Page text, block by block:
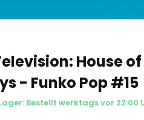
House
- Funko Pop #15
Bestellt werktags vor 22:00